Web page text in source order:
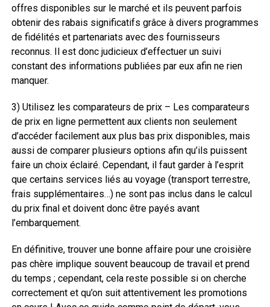
offres disponibles sur le marché et ils peuvent parfois
obtenir des rabais significatifs grâce à divers programmes
de fidélités et partenariats avec des fournisseurs
reconnus. Il est donc judicieux d’effectuer un suivi
constant des informations publiées par eux afin ne rien
manquer.
3) Utilisez les comparateurs de prix – Les comparateurs
de prix en ligne permettent aux clients non seulement
d’accéder facilement aux plus bas prix disponibles, mais
aussi de comparer plusieurs options afin qu’ils puissent
faire un choix éclairé. Cependant, il faut garder à l’esprit
que certains services liés au voyage (transport terrestre,
frais supplémentaires…) ne sont pas inclus dans le calcul
du prix final et doivent donc être payés avant
l’embarquement.
En définitive, trouver une bonne affaire pour une croisière
pas chère implique souvent beaucoup de travail et prend
du temps ; cependant, cela reste possible si on cherche
correctement et qu’on suit attentivement les promotions